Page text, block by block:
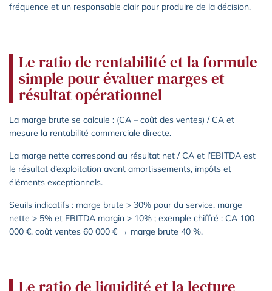
fréquence et un responsable clair pour produire de la décision.
Le ratio de rentabilité et la formule
simple pour évaluer marges et
résultat opérationnel
La marge brute se calcule : (CA – coût des ventes) / CA et
mesure la rentabilité commerciale directe.
La marge nette correspond au résultat net / CA et l’EBITDA est
le résultat d’exploitation avant amortissements, impôts et
éléments exceptionnels.
Seuils indicatifs : marge brute > 30% pour du service, marge
nette > 5% et EBITDA margin > 10% ; exemple chiffré : CA 100
000 €, coût ventes 60 000 € → marge brute 40 %.
Le ratio de liquidité et la lecture